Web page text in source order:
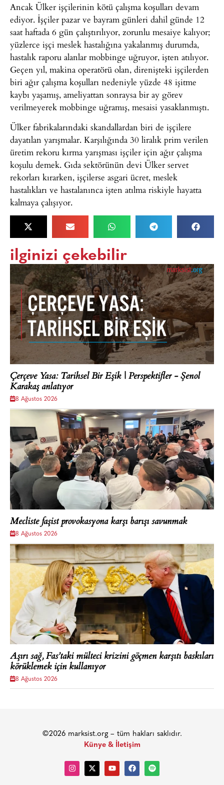
Ancak Ülker işçilerinin kötü çalışma koşulları devam
ediyor. İşçiler pazar ve bayram günleri dahil günde 12
saat haftada 6 gün çalıştırılıyor, zorunlu mesaiye kalıyor;
yüzlerce işçi meslek hastalığına yakalanmış durumda,
hastalık raporu alanlar mobbinge uğruyor, işten atılıyor.
Geçen yıl, makina operatörü olan, direnişteki işçilerden
biri ağır çalışma koşulları nedeniyle yüzde 48 işitme
kaybı yaşamış, ameliyattan sonraysa bir ay görev
verilmeyerek mobbinge uğramış, mesaisi yasaklanmıştı.
Ülker fabrikalarındaki skandallardan biri de işçilere
dayatılan yarışmalar. Karşılığında 30 liralık prim verilen
üretim rekoru kırma yarışması işçiler için ağır çalışma
koşulu demek. Gıda sektörünün devi Ülker servet
rekorları kırarken, işçilerse asgari ücret, meslek
hastalıkları ve hastalanınca işten atılma riskiyle hayatta
kalmaya çalışıyor.
ilginizi çekebilir
Çerçeve Yasa: Tarihsel Bir Eşik | Perspektifler - Şenol
Karakaş anlatıyor
8 Ağustos 2026
Mecliste faşist provokasyona karşı barışı savunmak
8 Ağustos 2026
Aşırı sağ, Fas’taki mülteci krizini göçmen karşıtı baskıları
körüklemek için kullanıyor
8 Ağustos 2026
©2026 marksist.org – tüm hakları saklıdır.
Künye & İletişim